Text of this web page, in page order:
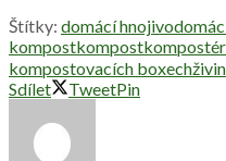
Štítky: domácí hnojivo
kompostkompostkompostér
kompostovacích boxech
Sdílet
TweetPin